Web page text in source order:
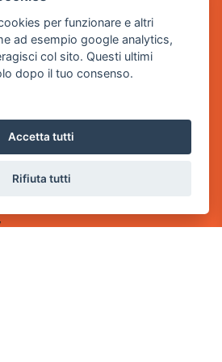
3
per funzionare e altri
ad esempio google analytics,
col sito. Questi ultimi
dopo il tuo consenso.
Accetta tutti
Rifiuta tutti